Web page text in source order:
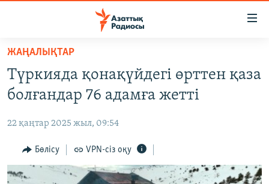
Skip
main
content
to
Navigation
Skip
САЯСАТ
ҚАҢТАР ОҚИҒАСЫ
АДАМ ҚҰҚЫҚТАРЫ
ӘЛЕУМЕТ
ЖАҢАЛЫҚТАР
Түркияда қонақүйдегі өрттен қаза
болғандар 76 адамға жетті
22 қаңтар 2025 жыл, 09:54
Бөлісу VPN-сіз оқу